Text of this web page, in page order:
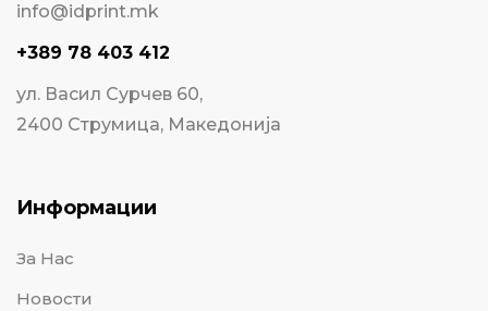
info@idprint.mk
+389 78 403 412
ул. Васил Сурчев 60,
2400 Струмица, Македонија
Информации
За Нас
Новости